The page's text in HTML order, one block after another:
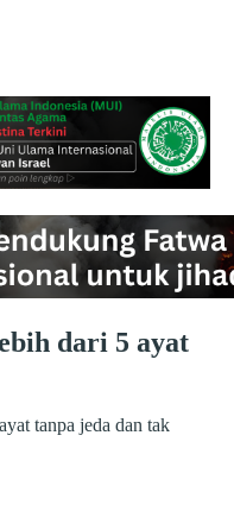
dari 5 ayat
tanpa jeda dan tak